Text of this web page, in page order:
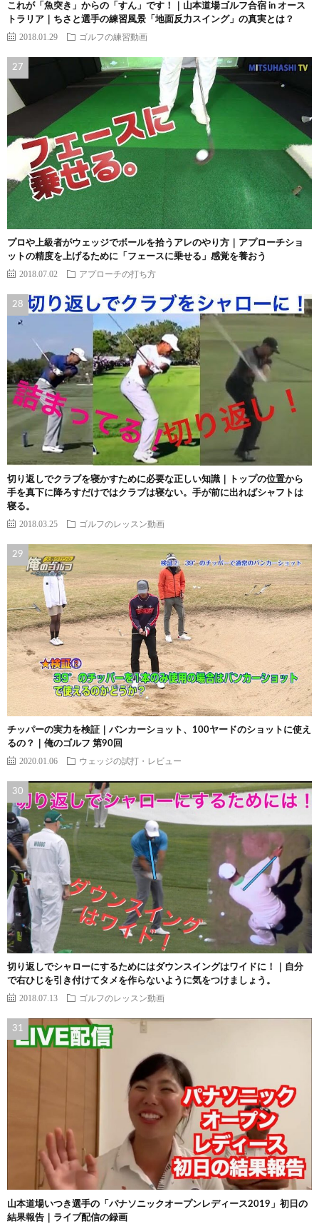
これが「魚突き」からの「すん」です！｜山本道場ゴルフ合宿 in オース
トラリア｜ちさと選手の練習風景「地面反力スイング」の真実とは？
2018.01.29 ゴルフの練習動画
プロや上級者がウェッジでボールを拾うアレのやり方｜アプローチショ
ットの精度を上げるために「フェースに乗せる」感覚を養おう
2018.07.02 アプローチの打ち方
切り返しでクラブを寝かすために必要な正しい知識｜トップの位置から
手を真下に降ろすだけではクラブは寝ない。手が前に出ればシャフトは
寝る。
2018.03.25 ゴルフのレッスン動画
チッパーの実力を検証｜バンカーショット、100ヤードのショットに使え
るの？｜俺のゴルフ 第90回
2020.01.06 ウェッジの試打・レビュー
切り返しでシャローにするためにはダウンスイングはワイドに！｜自分
で右ひじを引き付けてタメを作らないように気をつけましょう。
2018.07.13 ゴルフのレッスン動画
山本道場いつき選手の「パナソニックオープンレディース2019」初日の
結果報告｜ライブ配信の録画